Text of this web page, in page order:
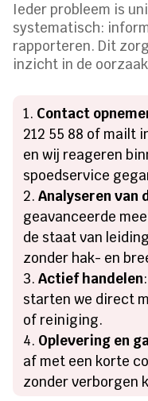
Ieder probleem is
systematisch:
rapporteren. Dit
inzicht in de
Contact
212 55 88 of mailt
en wij reageren
spoedservice
Analyseren van
geavanceerde
de staat van
zonder hak- en
Actief handelen
starten we direct
of reiniging.
Oplevering en
af met een korte
zonder verborgen